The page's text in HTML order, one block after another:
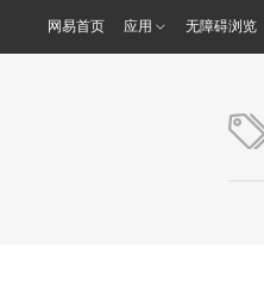
网易首页 应用 无障碍浏览